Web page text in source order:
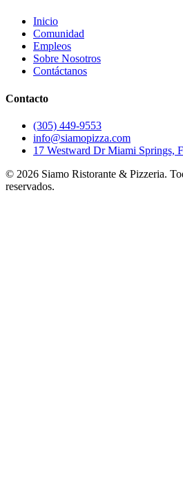
Inicio
Comunidad
Empleos
Sobre Nosotros
Contáctanos
Contacto
(305) 449-9553
info@siamopizza.com
17 Westward Dr Miami Springs,
© 2026 Siamo Ristorante & Pizzeria.
reservados.